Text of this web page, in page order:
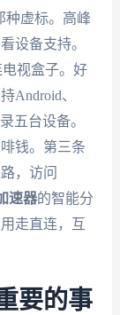
种虚标。高峰
设备支持。
视盒子。好
Android、
五台设备。
钱。第三条
，访问
速器的智能分
走直连，互
要的事